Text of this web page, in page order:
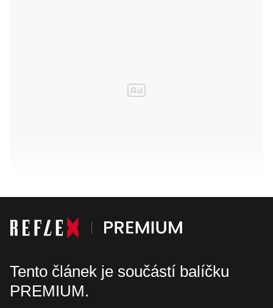
Tento článek je součástí balíčku
PREMIUM.